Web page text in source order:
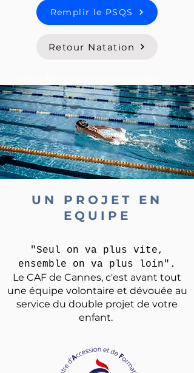
Remplir le PSQS
Retour Natation
UN PROJET EN
EQUIPE
"Seul on va plus vite,
ensemble on va plus loin".
Le CAF de Cannes, c'est avant tout
une équipe volontaire et dévouée au
service du double projet de votre
enfant.